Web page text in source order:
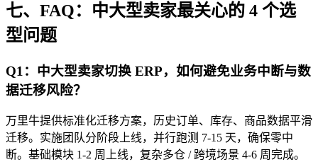
七、FAQ：中大型卖家最关心的 4 个选
型问题
Q1：中大型卖家切换 ERP，如何避免业务中断与数
据迁移风险？
万里牛提供标准化迁移方案，历史订单、库存、商品数据平滑
迁移。实施团队分阶段上线，并行跑测 7-15 天，确保零中
断。基础模块 1-2 周上线，复杂多仓 / 跨境场景 4-6 周完成。